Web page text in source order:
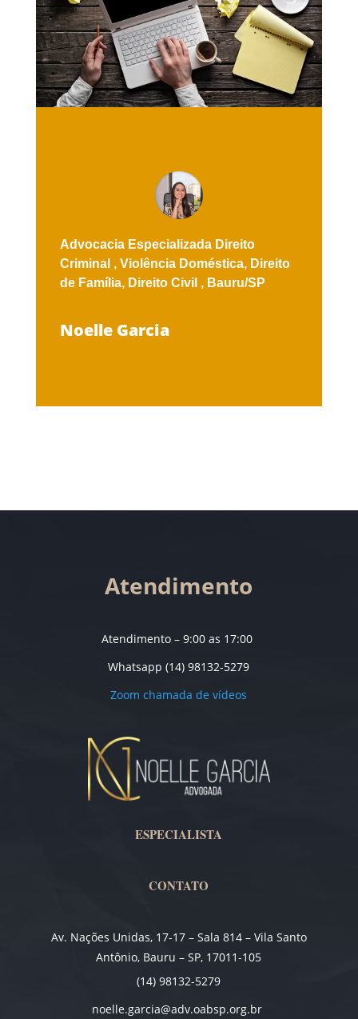
Advocacia Especializada Direito
Criminal , Violência Doméstica, Direito
de Família, Direito Civil , Bauru/SP
Noelle Garcia
Atendimento
Atendimento – 9:00 as 17:00
Whatsapp (14) 98132-5279
Zoom chamada de vídeos
ESPECIALISTA
CONTATO
Av. Nações Unidas, 17-17 – Sala 814 – Vila Santo
Antônio, Bauru – SP, 17011-105
(14) 98132-5279
noelle.garcia@adv.oabsp.org.br